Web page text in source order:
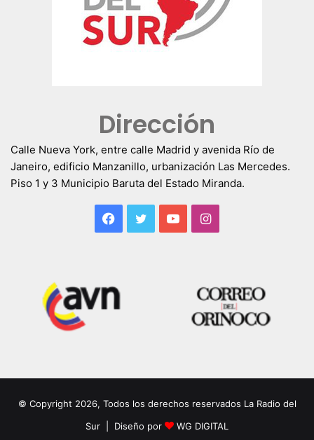
Dirección
Calle Nueva York, entre calle Madrid y avenida Río de
Janeiro, edificio Manzanillo, urbanización Las Mercedes.
Piso 1 y 3 Municipio Baruta del Estado Miranda.
Facebook
TwitterYouTubeInstagram
© Copyright 2026, Todos los derechos reservados La Radio del
Sur | Diseño por
WG DIGITAL